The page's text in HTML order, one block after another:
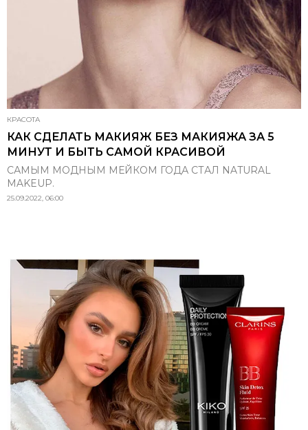
КРАСОТА
КАК СДЕЛАТЬ МАКИЯЖ БЕЗ МАКИЯЖА ЗА 5
МИНУТ И БЫТЬ САМОЙ КРАСИВОЙ
САМЫМ МОДНЫМ МЕЙКОМ ГОДА СТАЛ NATURAL
MAKEUP.
25.09.2022, 06:00